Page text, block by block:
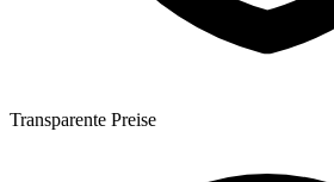
Transparente Preise